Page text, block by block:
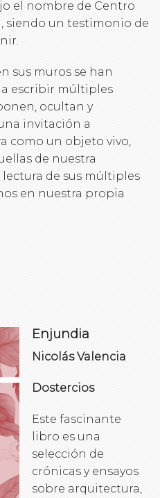
el nombre de Centro
siendo un testimonio de
sus muros se han
escribir múltiples
ocultan y
invitación a
como un objeto vivo,
de nuestra
lectura de sus múltiples
en nuestra propia
Enjundia
Nicolás Valencia
Dostercios
Este fascinante
libro es una
selección de
crónicas y ensayos
sobre arquitectura,